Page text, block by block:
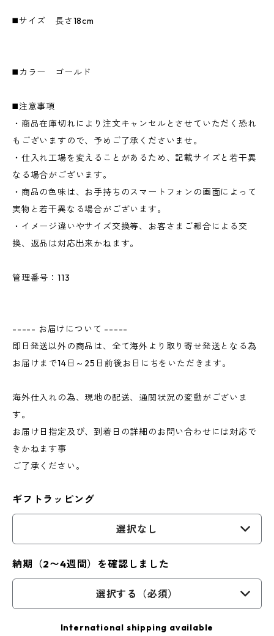
◼️サイズ 長さ18cm
◼️カラー ゴールド
◼️注意事項
・商品在庫切れにより注文キャンセルとさせていただく恐れ
もございますので、予めご了承くださいませ。
・仕入れ工場を変えることがあるため、記載サイズと若干異
なる場合がございます。
・商品の色味は、お手持ちのスマートフォンの画面によって
実物と若干異なる場合がございます。
・イメージ違いやサイズ交換等、お客さまご都合による交
換、返品は対応出来かねます。
管理番号：113
----- お届けについて -----
即日発送以外の商品は、全て海外より取り寄せ発送となる為
お届けまで14日～25日前後お日にちをいただきます。
海外仕入れの為、現地の配送、通関状況の変動がございま
す。
お届け日指定及び、到着日の詳細のお問い合わせには対応で
きかねます事
ご了承ください。
ギフトラッピング
選択なし
納期（2〜4週間）を確認しました
選択する（必須）
International shipping available